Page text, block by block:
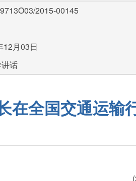
2015-00145
12月03日
话
在全国交通运输